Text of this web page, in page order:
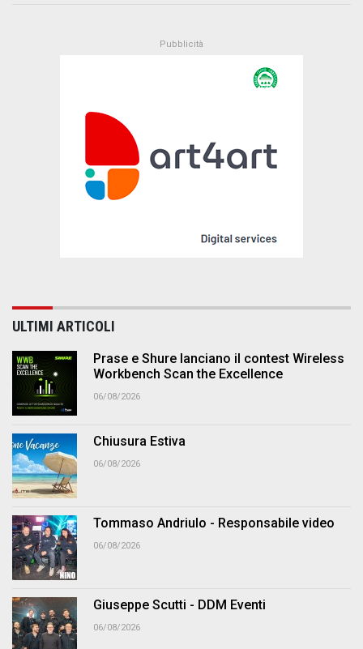
ULTIMI ARTICOLI
Prase e Shure lanciano il contest Wireless
Workbench Scan the Excellence
06/08/2026
Chiusura Estiva
06/08/2026
Tommaso Andriulo - Responsabile video
06/08/2026
Giuseppe Scutti - DDM Eventi
06/08/2026